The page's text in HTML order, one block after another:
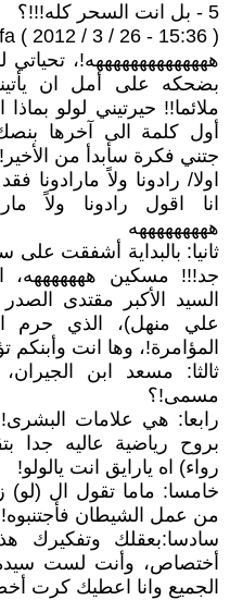
5 - بل انت السحر كله!!!؟
( 2012 / 3 / 26 - 15:36 )
ههههههههههههههه!، تحياتي
بضحكه على أمل ان
ملائما!! حيرتيني لولو
أول كلمة الى آخرها
جتني فكرة سأبدأ من
اولا/ رادونا ولاً مارادونا
انا اقول رادونا ولاً
هههههههههه
ثانيا: بالبداية أشفقت
جد!!! مسكين هههههههه،
السيد الأكبر مقتدى
علي منهل)، الذي حرم
المؤامرة!، وها انت
ثالثا: مسعد ابن
مسمى!؟
رابعا: هي علامات
بروح رياضية عاليه جدا
رواء) اه يارايق انت يالولو!
خامسا: ماما تقول ال
من عمل الشيطان
سادسا:بعقلك وتفكيرك
أختصاص، وأنت لست
الجميع وانا اعطيك كرت